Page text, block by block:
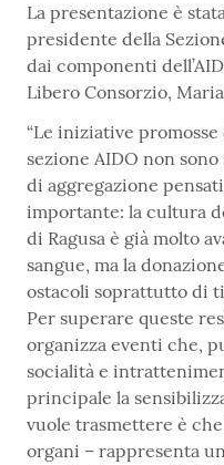
La presentazione è
presidente della
dai componenti
Libero Consorzio,
“Le iniziative
sezione AIDO non
di aggregazione
importante: la cultura
di Ragusa è già molto
sangue, ma la
ostacoli soprattutto di
Per superare queste
organizza eventi che,
socialità e
principale la
vuole trasmettere è
organi – rappresenta